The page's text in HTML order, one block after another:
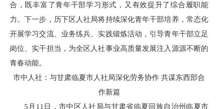
合，既丰富了青年干部学习形式，又有效提升了综合履职能
力。下一步，历下区人社局将持续深化青年干部培养，常态化
开展学习交流、业务练兵、实践锻炼活动，引导青年干部立足
岗位、实干担当，为全区人社事业高质量发展注入源源不断的
青春动能。
市中人社：与甘肃临夏市人社局深化劳务协作 共谋东西部合
作新篇
5月11日，市中区人社局与甘肃省临夏回族自治州临夏市